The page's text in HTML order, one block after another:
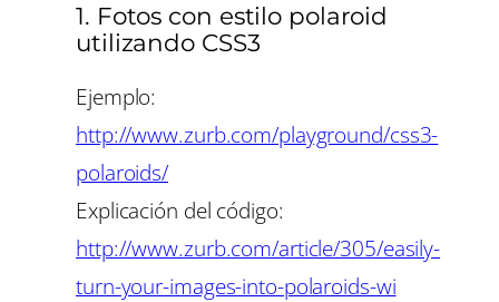
1. Fotos con estilo polaroid
utilizando CSS3
Ejemplo:
http://www.zurb.com/playground/css3-
polaroids/
Explicación del código:
http://www.zurb.com/article/305/easily-
turn-your-images-into-polaroids-wi